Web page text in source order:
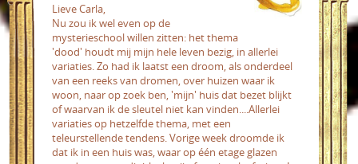
Lieve Carla,
Nu zou ik wel even op de
mysterieschool willen zitten: het thema
'dood' houdt mij mijn hele leven bezig, in allerlei
variaties. Zo had ik laatst een droom, als onderdeel
van een reeks van dromen, over huizen waar ik
woon, naar op zoek ben, 'mijn' huis dat bezet blijkt
of waarvan ik de sleutel niet kan vinden....Allerlei
variaties op hetzelfde thema, met een
teleurstellende tendens. Vorige week droomde ik
dat ik in een huis was, waar op één etage glazen